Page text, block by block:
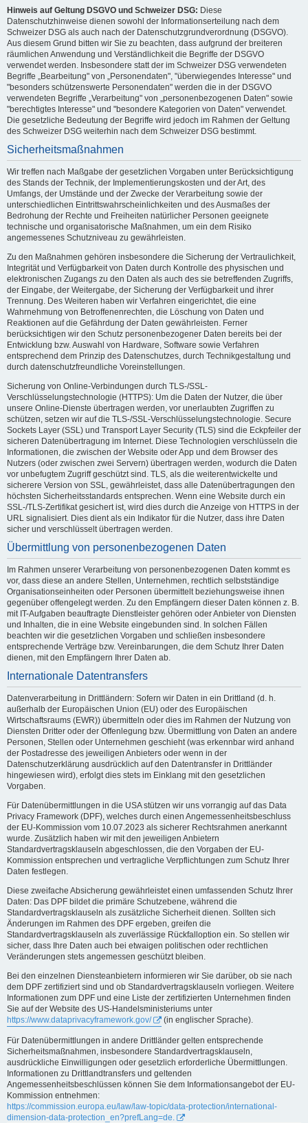
Hinweis auf Geltung DSGVO und Schweizer DSG: Diese
Datenschutzhinweise dienen sowohl der Informationserteilung nach dem
Schweizer DSG als auch nach der Datenschutzgrundverordnung (DSGVO).
Aus diesem Grund bitten wir Sie zu beachten, dass aufgrund der breiteren
räumlichen Anwendung und Verständlichkeit die Begriffe der DSGVO
verwendet werden. Insbesondere statt der im Schweizer DSG verwendeten
Begriffe „Bearbeitung" von „Personendaten", "überwiegendes Interesse" und
"besonders schützenswerte Personendaten" werden die in der DSGVO
verwendeten Begriffe „Verarbeitung" von „personenbezogenen Daten" sowie
"berechtigtes Interesse" und "besondere Kategorien von Daten" verwendet.
Die gesetzliche Bedeutung der Begriffe wird jedoch im Rahmen der Geltung
des Schweizer DSG weiterhin nach dem Schweizer DSG bestimmt.
Sicherheitsmaßnahmen
Wir treffen nach Maßgabe der gesetzlichen Vorgaben unter Berücksichtigung
des Stands der Technik, der Implementierungskosten und der Art, des
Umfangs, der Umstände und der Zwecke der Verarbeitung sowie der
unterschiedlichen Eintrittswahrscheinlichkeiten und des Ausmaßes der
Bedrohung der Rechte und Freiheiten natürlicher Personen geeignete
technische und organisatorische Maßnahmen, um ein dem Risiko
angemessenes Schutzniveau zu gewährleisten.
Zu den Maßnahmen gehören insbesondere die Sicherung der Vertraulichkeit,
Integrität und Verfügbarkeit von Daten durch Kontrolle des physischen und
elektronischen Zugangs zu den Daten als auch des sie betreffenden Zugriffs,
der Eingabe, der Weitergabe, der Sicherung der Verfügbarkeit und ihrer
Trennung. Des Weiteren haben wir Verfahren eingerichtet, die eine
Wahrnehmung von Betroffenenrechten, die Löschung von Daten und
Reaktionen auf die Gefährdung der Daten gewährleisten. Ferner
berücksichtigen wir den Schutz personenbezogener Daten bereits bei der
Entwicklung bzw. Auswahl von Hardware, Software sowie Verfahren
entsprechend dem Prinzip des Datenschutzes, durch Technikgestaltung und
durch datenschutzfreundliche Voreinstellungen.
Sicherung von Online-Verbindungen durch TLS-/SSL-
Verschlüsselungstechnologie (HTTPS): Um die Daten der Nutzer, die über
unsere Online-Dienste übertragen werden, vor unerlaubten Zugriffen zu
schützen, setzen wir auf die TLS-/SSL-Verschlüsselungstechnologie. Secure
Sockets Layer (SSL) und Transport Layer Security (TLS) sind die Eckpfeiler der
sicheren Datenübertragung im Internet. Diese Technologien verschlüsseln die
Informationen, die zwischen der Website oder App und dem Browser des
Nutzers (oder zwischen zwei Servern) übertragen werden, wodurch die Daten
vor unbefugtem Zugriff geschützt sind. TLS, als die weiterentwickelte und
sicherere Version von SSL, gewährleistet, dass alle Datenübertragungen den
höchsten Sicherheitsstandards entsprechen. Wenn eine Website durch ein
SSL-/TLS-Zertifikat gesichert ist, wird dies durch die Anzeige von HTTPS in der
URL signalisiert. Dies dient als ein Indikator für die Nutzer, dass ihre Daten
sicher und verschlüsselt übertragen werden.
Übermittlung von personenbezogenen Daten
Im Rahmen unserer Verarbeitung von personenbezogenen Daten kommt es
vor, dass diese an andere Stellen, Unternehmen, rechtlich selbstständige
Organisationseinheiten oder Personen übermittelt beziehungsweise ihnen
gegenüber offengelegt werden. Zu den Empfängern dieser Daten können z. B.
mit IT-Aufgaben beauftragte Dienstleister gehören oder Anbieter von Diensten
und Inhalten, die in eine Website eingebunden sind. In solchen Fällen
beachten wir die gesetzlichen Vorgaben und schließen insbesondere
entsprechende Verträge bzw. Vereinbarungen, die dem Schutz Ihrer Daten
dienen, mit den Empfängern Ihrer Daten ab.
Internationale Datentransfers
Datenverarbeitung in Drittländern: Sofern wir Daten in ein Drittland (d. h.
außerhalb der Europäischen Union (EU) oder des Europäischen
Wirtschaftsraums (EWR)) übermitteln oder dies im Rahmen der Nutzung von
Diensten Dritter oder der Offenlegung bzw. Übermittlung von Daten an andere
Personen, Stellen oder Unternehmen geschieht (was erkennbar wird anhand
der Postadresse des jeweiligen Anbieters oder wenn in der
Datenschutzerklärung ausdrücklich auf den Datentransfer in Drittländer
hingewiesen wird), erfolgt dies stets im Einklang mit den gesetzlichen
Vorgaben.
Für Datenübermittlungen in die USA stützen wir uns vorrangig auf das Data
Privacy Framework (DPF), welches durch einen Angemessenheitsbeschluss
der EU-Kommission vom 10.07.2023 als sicherer Rechtsrahmen anerkannt
wurde. Zusätzlich haben wir mit den jeweiligen Anbietern
Standardvertragsklauseln abgeschlossen, die den Vorgaben der EU-
Kommission entsprechen und vertragliche Verpflichtungen zum Schutz Ihrer
Daten festlegen.
Diese zweifache Absicherung gewährleistet einen umfassenden Schutz Ihrer
Daten: Das DPF bildet die primäre Schutzebene, während die
Standardvertragsklauseln als zusätzliche Sicherheit dienen. Sollten sich
Änderungen im Rahmen des DPF ergeben, greifen die
Standardvertragsklauseln als zuverlässige Rückfalloption ein. So stellen wir
sicher, dass Ihre Daten auch bei etwaigen politischen oder rechtlichen
Veränderungen stets angemessen geschützt bleiben.
Bei den einzelnen Diensteanbietern informieren wir Sie darüber, ob sie nach
dem DPF zertifiziert sind und ob Standardvertragsklauseln vorliegen. Weitere
Informationen zum DPF und eine Liste der zertifizierten Unternehmen finden
Sie auf der Website des US-Handelsministeriums unter
https://www.dataprivacyframework.gov/
(in englischer Sprache).
Für Datenübermittlungen in andere Drittländer gelten entsprechende
Sicherheitsmaßnahmen, insbesondere Standardvertragsklauseln,
ausdrückliche Einwilligungen oder gesetzlich erforderliche Übermittlungen.
Informationen zu Drittlandtransfers und geltenden
Angemessenheitsbeschlüssen können Sie dem Informationsangebot der EU-
Kommission entnehmen:
https://commission.europa.eu/law/law-topic/data-protection/international-
dimension-data-protection_en?prefLang=de.